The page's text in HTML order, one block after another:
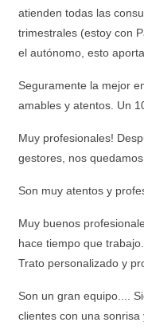
atienden todas las
trimestrales (estoy con
el autónomo, esto
Seguramente la mejor
amables y atentos. Un
Muy profesionales!
gestores, nos
Son muy atentos y
Muy buenos
hace tiempo que
Trato personalizado y
Son un gran equipo....
clientes con una